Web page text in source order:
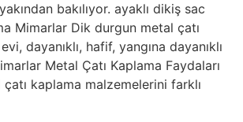
bakılıyor. ayaklı dikiş sac
Mimarlar Dik durgun metal çatı
dayanıklı, hafif, yangına dayanıklı
Metal Çatı Kaplama Faydaları
kaplama malzemelerini farklı